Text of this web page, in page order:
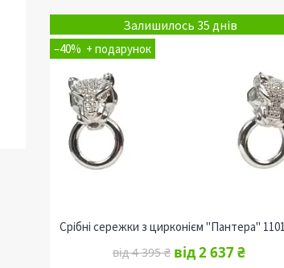
Залишилось 35 днів
–40%
Срібні сережки з цирконієм "Пантера"
від 4 395 ₴ від 2 637 ₴